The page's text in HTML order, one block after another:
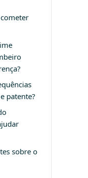
patente?
sobre o